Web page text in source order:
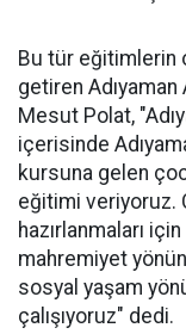
Bu tür eğitimlerin
getiren
Mesut Polat,
içerisinde
kursuna gelen
eğitimi veriyoruz.
hazırlanmaları
mahremiyet
sosyal yaşam
çalışıyoruz" dedi.